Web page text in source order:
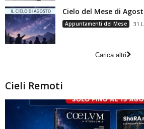
Cielo del Mese di
Appuntamenti del Mese 31
Carica altri
Cieli Remoti